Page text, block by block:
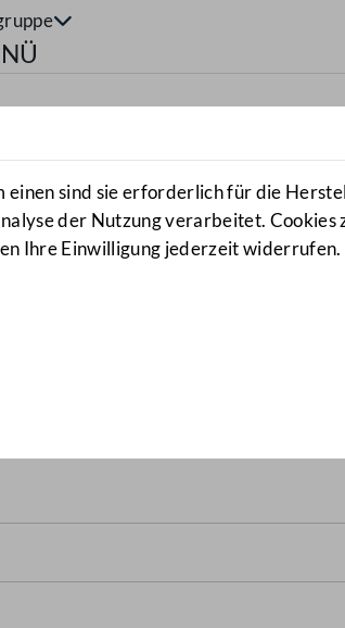
öffnen
einen sind sie erforderlich für die
der Nutzung verarbeitet. Cookies
Ihre Einwilligung jederzeit
und